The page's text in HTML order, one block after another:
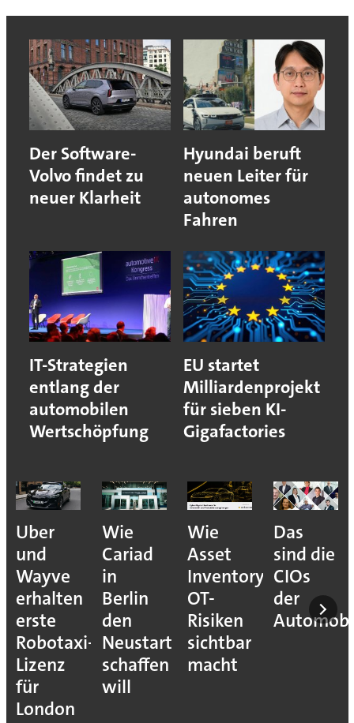
Der Software-
Volvo findet zu
neuer Klarheit
Hyundai beruft
neuen Leiter für
autonomes
Fahren
IT-Strategien
entlang der
automobilen
Wertschöpfung
EU startet
Milliardenprojekt
für sieben KI-
Gigafactories
Uber
und
Wayve
erhalten
erste
Robotaxi-
Lizenz
für
London
Wie
Cariad
in
Berlin
den
Neustart
schaffen
will
Wie
Asset
Inventory
OT-
Risiken
sichtbar
macht
Das
sind die
CIOs
der